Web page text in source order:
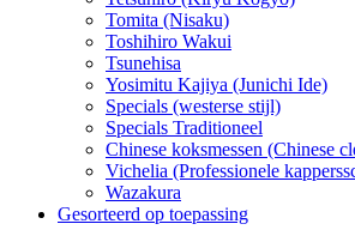
Tomita (Nisaku)
Toshihiro Wakui
Tsunehisa
Yosimitu Kajiya (Junichi Ide)
Specials (westerse stijl)
Specials Traditioneel
Chinese koksmessen (Chinese
Vichelia (Professionele
Wazakura
Gesorteerd op toepassing